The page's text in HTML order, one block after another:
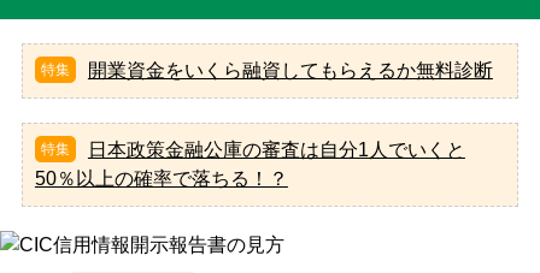
開業資金をいくら融資してもらえるか無料診断
日本政策金融公庫の審査は自分1人でいくと
50％以上の確率で落ちる！？